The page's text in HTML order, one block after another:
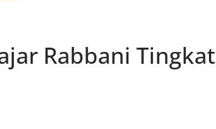
Rabbani Tingkat